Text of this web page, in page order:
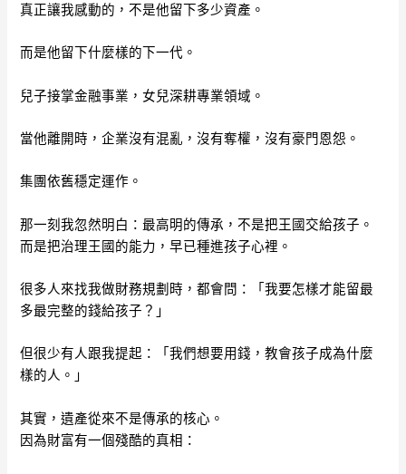
真正讓我感動的，不是他留下多少資產。
而是他留下什麼樣的下一代。
兒子接掌金融事業，女兒深耕專業領域。
當他離開時，企業沒有混亂，沒有奪權，沒有豪門恩怨。
集團依舊穩定運作。
那一刻我忽然明白：最高明的傳承，不是把王國交給孩子。
而是把治理王國的能力，早已種進孩子心裡。
很多人來找我做財務規劃時，都會問：「我要怎樣才能留最
多最完整的錢給孩子？」
但很少有人跟我提起：「我們想要用錢，教會孩子成為什麼
樣的人。」
其實，遺產從來不是傳承的核心。
因為財富有一個殘酷的真相：